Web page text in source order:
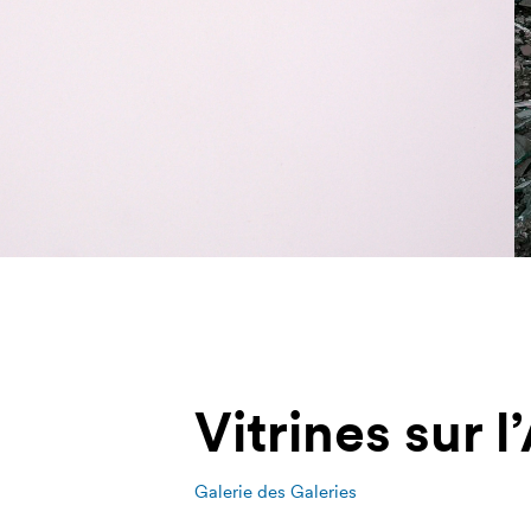
Vitrines sur
Galerie des Galeries